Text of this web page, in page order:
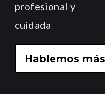
profesional y
cuidada.
Hablemos más